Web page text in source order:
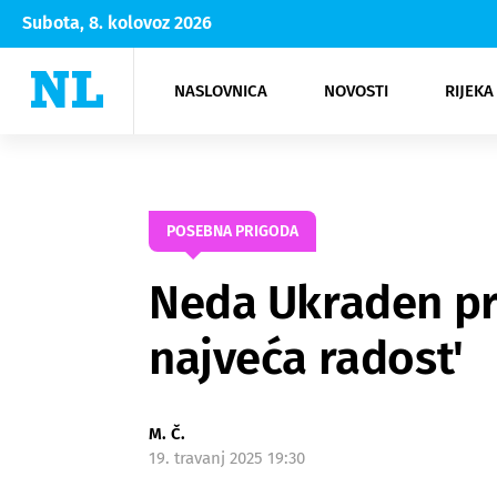
Subota, 8. kolovoz 2026
NASLOVNICA NOVOSTI
Rijeka Opatija
NK
Moda
Kultura
POSEBNA PRIGODA
Neda Ukraden
najveća radost'
M. Č.
19. travanj 2025 19:30